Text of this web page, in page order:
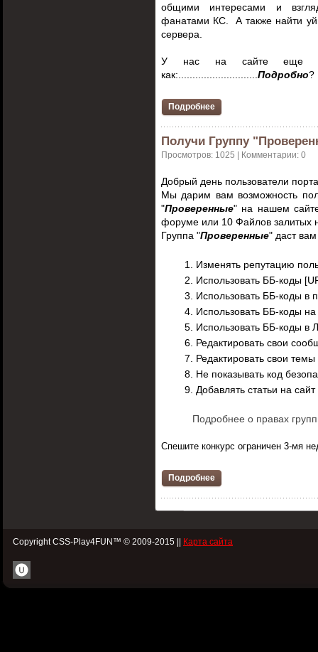
общими интересами и
фанатами КС. А также найти
сервера.
У нас на сайте еще
как:............................ Подробно?
Подробнее
Получи Группу
Просмотров: 1025 | Комментарии: 0
Добрый день пользователи
Мы дарим вам возможность
"Проверенные" на нашем
форуме или 10 Файлов залитых
Группа "Проверенные" даст
Изменять репутацию
Использовать ББ-коды
Использовать ББ-коды в
Использовать ББ-коды
Использовать ББ-коды в
Редактировать свои
Редактировать свои темы
Не показывать код
Добавлять статьи на
Подробнее о правах
Спешите конкурс ограничен 3-мя
Подробнее
Copyright CSS-Play4FUN™ © 2009-2015 || Карта сайта